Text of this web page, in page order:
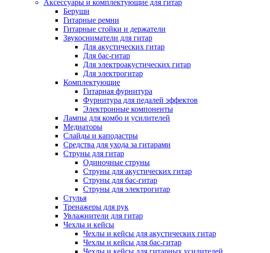
Аксессуары и комплектующие для гитар
Беруши
Гитарные ремни
Гитарные стойки и держатели
Звукосниматели для гитар
Для акустических гитар
Для бас-гитар
Для электроакустических гитар
Для электрогитар
Комплектующие
Гитарная фурнитура
Фурнитура для педалей эффектов
Электронные компоненты
Лампы для комбо и усилителей
Медиаторы
Слайды и каподастры
Средства для ухода за гитарами
Струны для гитар
Одиночные струны
Струны для акустических гитар
Струны для бас-гитар
Струны для электрогитар
Стулья
Тренажеры для рук
Увлажнители для гитар
Чехлы и кейсы
Чехлы и кейсы для акустических гитар
Чехлы и кейсы для бас-гитар
Чехлы и кейсы для гитарных усилителей